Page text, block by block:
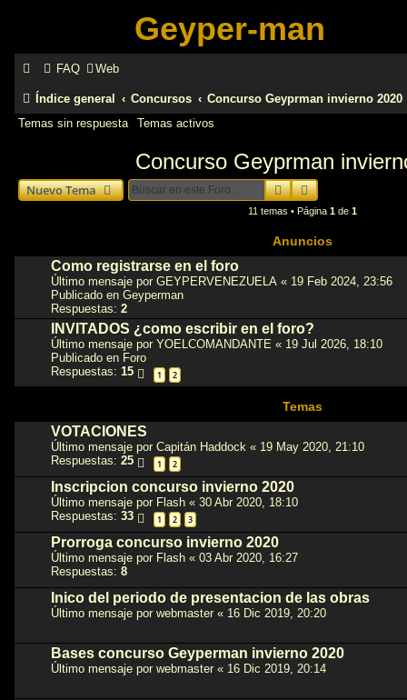
Geyper-man
FAQ Web
Índice general Concursos
Concurso Geyprman invierno 2020
Temas sin respuesta
Temas activos
Concurso Geyprman
Nuevo Tema BuscarBúsqueda
11 temas • Página 1de 1
Anuncios
Como registrarse en el foro
Último mensaje por GEYPERVENEZUELA « 19 Feb 2024, 23:56
Publicado en Geyperman
Respuestas: 2
INVITADOS ¿como escribir en el foro?
Último mensaje por YOELCOMANDANTE « 19 Jul 2026, 18:10
Publicado en Foro
Respuestas: 15 1 2
Temas
VOTACIONES
Último mensaje por Capitán Haddock « 19 May 2020, 21:10
Respuestas: 25 1 2
Inscripcion concurso invierno 2020
Último mensaje por Flash « 30 Abr 2020, 18:10
Respuestas: 33 1 2 3
Prorroga concurso invierno 2020
Último mensaje por Flash « 03 Abr 2020, 16:27
Respuestas: 8
Inico del periodo de presentacion de las obras
Último mensaje por webmaster « 16 Dic 2019, 20:20
Bases concurso Geyperman invierno 2020
Último mensaje por webmaster « 16 Dic 2019, 20:14